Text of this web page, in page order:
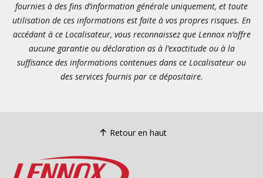
fournies à des fins d’information générale uniquement, et toute
utilisation de ces informations est faite à vos propres risques. En
accédant à ce Localisateur, vous reconnaissez que Lennox n’offre
aucune garantie ou déclaration as à l’exactitude ou à la
suffisance des informations contenues dans ce Localisateur ou
des services fournis par ce dépositaire.
Retour en haut